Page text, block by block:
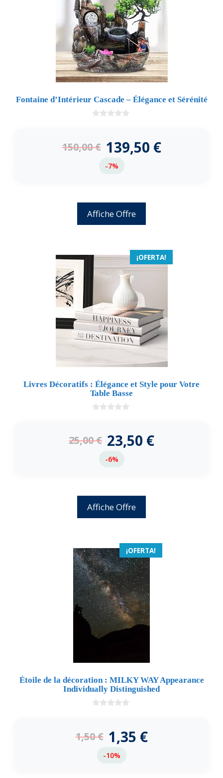
Fontaine d’Intérieur Cascade – Élégance et Sérénité
5
150,00€ 139,50 €
-7%
Affiche Offre
¡OFERTA!
Livres Décoratifs : Élégance et Style pour Votre
Table Basse
5
25,00€ 23,50 €
-6%
Affiche Offre
¡OFERTA!
Étoile de la décoration : MILKY WAY Appearance
Individually Distinguished
5
1,50€ 1,35 €
-10%